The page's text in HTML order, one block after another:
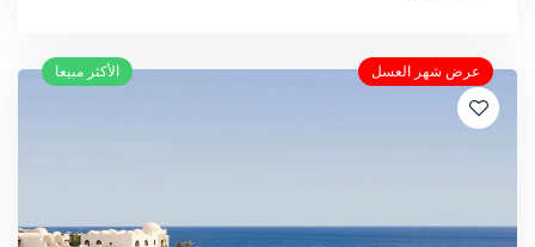
الأكثر مبيعا عرض شهر العسل